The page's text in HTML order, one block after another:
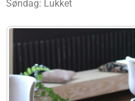
Søndag: Lukket